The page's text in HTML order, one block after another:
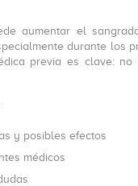
aumentar el
durante los
previa es clave: no
y posibles efectos
médicos